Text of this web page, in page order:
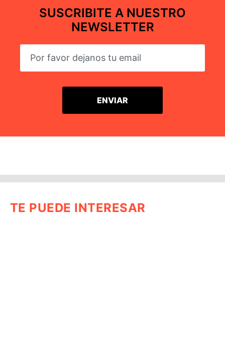
SUSCRIBITE A NUESTRO
NEWSLETTER
TE PUEDE INTERESAR